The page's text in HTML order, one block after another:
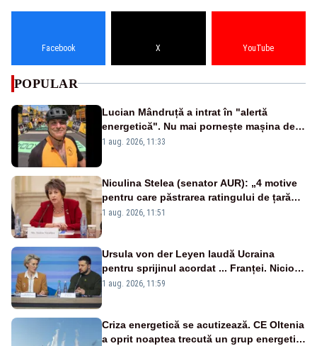
Facebook X YouTube
POPULAR
Lucian Mândruță a intrat în "alertă
energetică". Nu mai pornește mașina de
spălat seara
1 aug. 2026, 11:33
Niculina Stelea (senator AUR): „4 motive
pentru care păstrarea ratingului de țară
nu este o reușită pentru Guvernul
1 aug. 2026, 11:51
Ursula von der Leyen laudă Ucraina
pentru sprijinul acordat ... Franței. Nicio
reacție privind ajutorul energetic promis
1 aug. 2026, 11:59
Criza energetică se acutizează. CE Oltenia
a oprit noaptea trecută un grup energetic